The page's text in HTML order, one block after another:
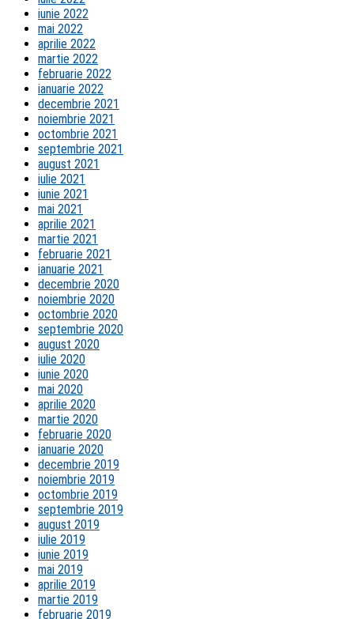
iunie 2022
mai 2022
aprilie 2022
martie 2022
februarie 2022
ianuarie 2022
decembrie 2021
noiembrie 2021
octombrie 2021
septembrie 2021
august 2021
iulie 2021
iunie 2021
mai 2021
aprilie 2021
martie 2021
februarie 2021
ianuarie 2021
decembrie 2020
noiembrie 2020
octombrie 2020
septembrie 2020
august 2020
iulie 2020
iunie 2020
mai 2020
aprilie 2020
martie 2020
februarie 2020
ianuarie 2020
decembrie 2019
noiembrie 2019
octombrie 2019
septembrie 2019
august 2019
iulie 2019
iunie 2019
mai 2019
aprilie 2019
martie 2019
februarie 2019